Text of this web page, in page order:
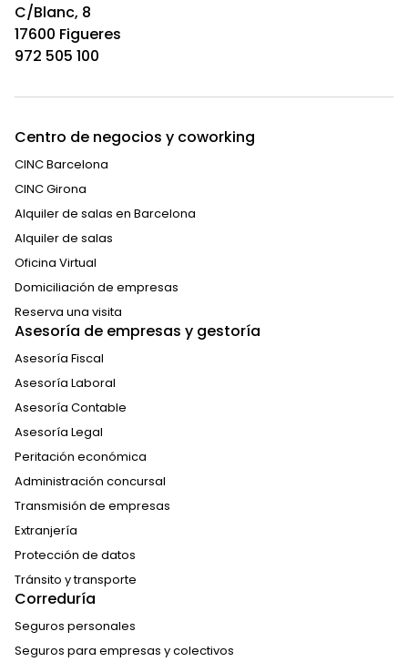
C/Blanc, 8
17600 Figueres
972 505 100
Centro de negocios y coworking
CINC Barcelona
CINC Girona
Alquiler de salas en Barcelona
Alquiler de salas
Oficina Virtual
Domiciliación de empresas
Reserva una visita
Asesoría de empresas y gestoría
Asesoría Fiscal
Asesoría Laboral
Asesoría Contable
Asesoría Legal
Peritación económica
Administración concursal
Transmisión de empresas
Extranjería
Protección de datos
Tránsito y transporte
Correduría
Seguros personales
Seguros para empresas y colectivos